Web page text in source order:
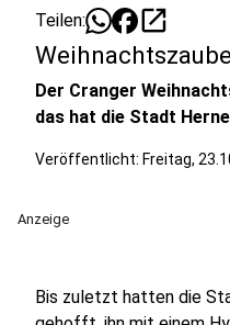
Teilen: open_in_new
Der Cranger
das hat die Stadt
Veröffentlicht: Freitag,
Anzeige
Bis zuletzt hatten die